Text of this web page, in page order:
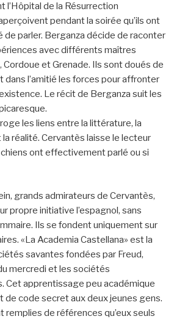
l’Hôpital de la Résurrection
pendant la soirée qu’ils ont
de parler. Berganza décide de raconter
avec différents maîtres
Cordoue et Grenade. Ils sont doués de
dans l’amitié les forces pour affronter
Le récit de Berganza suit les
les liens entre la littérature, la
réalité. Cervantès laisse le lecteur
ont effectivement parlé ou si
grands admirateurs de Cervantès,
propre initiative l’espagnol, sans
Ils se fondent uniquement sur
«La Academia Castellana» est la
savantes fondées par Freud,
mercredi et les sociétés
Cet apprentissage peu académique
de code secret aux deux jeunes gens.
remplies de références qu’eux seuls